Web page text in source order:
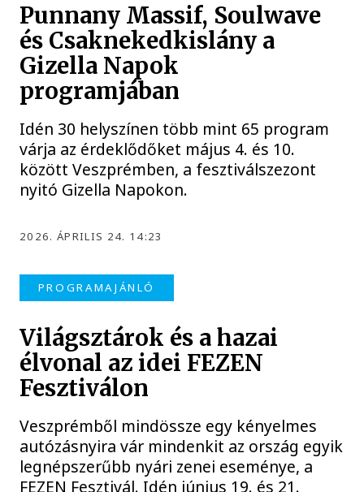
Punnany Massif, Soulwave
és Csaknekedkislány a
Gizella Napok
programjában
Idén 30 helyszínen több mint 65 program
várja az érdeklődőket május 4. és 10.
között Veszprémben, a fesztiválszezont
nyitó Gizella Napokon.
2026. ÁPRILIS 24. 14:23
PROGRAMAJÁNLÓ
Világsztárok és a hazai
élvonal az idei FEZEN
Fesztiválon
Veszprémből mindössze egy kényelmes
autózásnyira vár mindenkit az ország egyik
legnépszerűbb nyári zenei eseménye, a
FEZEN Fesztivál. Idén június 19. és 21.